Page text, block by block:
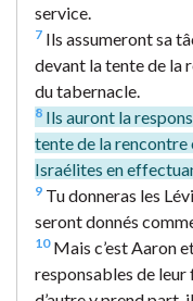
service.
7 Ils assumeront sa
devant la tente de la
du tabernacle.
8 Ils auront la
tente de la rencontre
Israélites en
9 Tu donneras les
seront donnés
10Mais c’est Aaron
responsables de leur